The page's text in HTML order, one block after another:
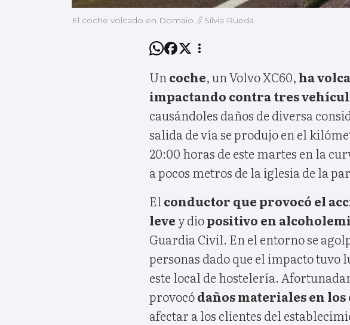
El coche volcado en Domaio. // Silvia Rueda
Un coche, un Volvo XC60, ha
impactando contra tres
causándoles daños de diversa
salida de vía se produjo en el
20:00 horas de este martes en la
a pocos metros de la iglesia de la
El conductor que provocó el
leve y diopositivo en
Guardia Civil. En el entorno se
personas dado que el impacto tuvo
este local de hostelería.
provocódaños materiales en los
afectar a los clientes del